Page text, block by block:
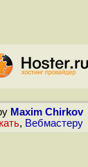
Maxim Chirkov
, Вебмастеру